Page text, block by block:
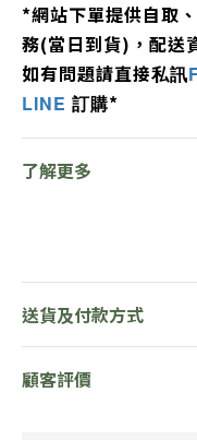
*網站下單提供自取
務(當日到貨)，配送
如有問題請直接私訊
LINE 訂購*
了解更多
送貨及付款方式
顧客評價